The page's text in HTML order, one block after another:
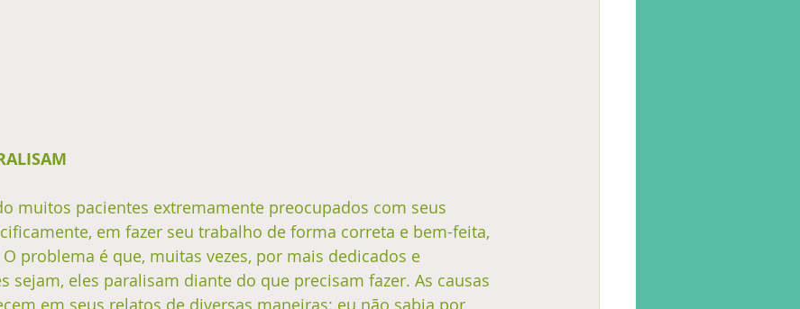
muitos pacientes extremamente preocupados com seus
em fazer seu trabalho de forma correta e bem-feita,
problema é que, muitas vezes, por mais dedicados e
sejam, eles paralisam diante do que precisam fazer. As causas
em seus relatos de diversas maneiras: eu não sabia por